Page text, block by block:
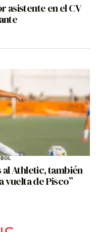
asistente en el CV
al Athletic, también
vuelta de Pisco”